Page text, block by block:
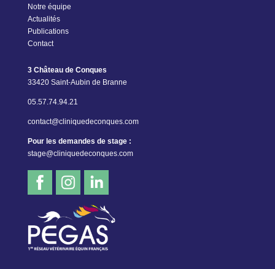
Notre équipe
Actualités
Publications
Contact
3 Château de Conques
33420 Saint-Aubin de Branne
05.57.74.94.21
contact@cliniquedeconques.com
Pour les demandes de stage :
stage@cliniquedeconques.com